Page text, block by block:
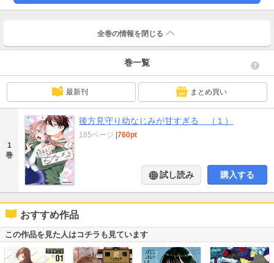
全巻の情報を 閉じる
巻一覧
最新刊 まとめ買い
1
巻
後方見守り幼なじみが甘すぎる （１）
185ページ |760pt
試し読み 購入する
おすすめ作品
この作品を見た人はコチラも見ています